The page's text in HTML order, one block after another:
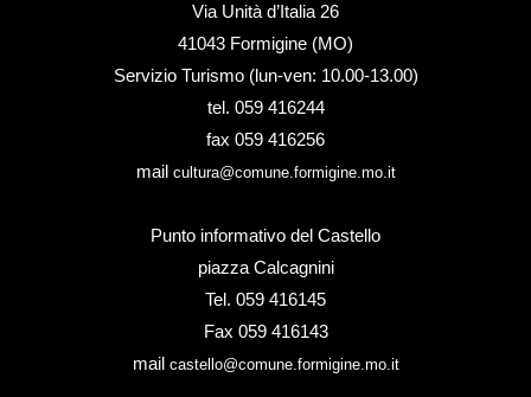
Via Unità d’Italia 26
41043 Formigine (MO)
Servizio Turismo (lun-ven: 10.00-13.00)
tel. 059 416244
fax 059 416256
mail cultura@comune.formigine.mo.it
Punto informativo del Castello
piazza Calcagnini
Tel. 059 416145
Fax 059 416143
mail castello@comune.formigine.mo.it